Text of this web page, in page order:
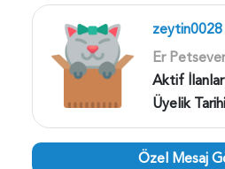
zeytin0028
Er
Aktif
Üyelik
Özel Mesaj